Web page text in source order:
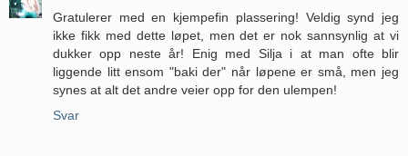
Gratulerer med en kjempefin plassering! Veldig synd jeg
ikke fikk med dette løpet, men det er nok sannsynlig at vi
dukker opp neste år! Enig med Silja i at man ofte blir
liggende litt ensom "baki der" når løpene er små, men jeg
synes at alt det andre veier opp for den ulempen!
Svar